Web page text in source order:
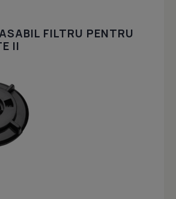
FILTRU PENTRU
II